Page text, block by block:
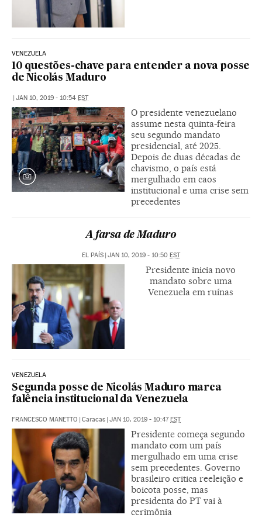
VENEZUELA
10 questões-chave para entender a nova posse
de Nicolás Maduro
| JAN 10, 2019 - 10:54 EST
O presidente venezuelano
assume nesta quinta-feira
seu segundo mandato
presidencial, até 2025.
Depois de duas décadas de
chavismo, o país está
mergulhado em caos
institucional e uma crise sem
precedentes
A farsa de Maduro
EL PAÍS | JAN 10, 2019 - 10:50 EST
Presidente inicia novo
mandato sobre uma
Venezuela em ruínas
VENEZUELA
Segunda posse de Nicolás Maduro marca
falência institucional da Venezuela
FRANCESCO MANETTO | Caracas | JAN 10, 2019 - 10:47EST
Presidente começa segundo
mandato com um país
mergulhado em uma crise
sem precedentes. Governo
brasileiro critica reeleição e
boicota posse, mas
presidenta do PT vai à
cerimônia